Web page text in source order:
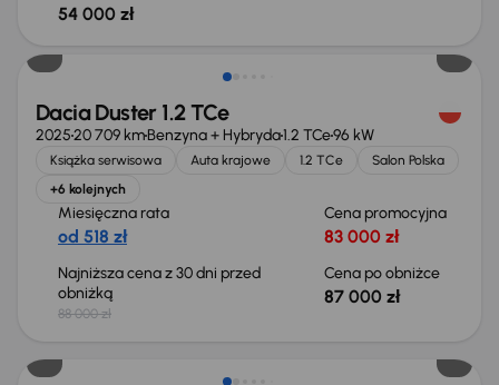
54 000 zł
Taniej o 1 000 zł
Dacia Duster 1.2 TCe
202520 709 kmBenzyna + Hybryda1.2 TCe96 kW
Książka serwisowa Auta krajowe 1.2 TCe
Salon Polska
+6 kolejnych
Miesięczna rata
od 518 zł
Cena promocyjna
83 000 zł
Najniższa cena z 30 dni przed
obniżką
88 000 zł
Cena po obniżce
87 000 zł